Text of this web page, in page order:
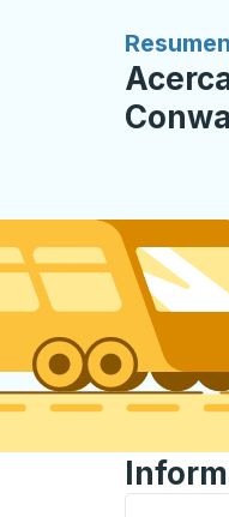
Resumen